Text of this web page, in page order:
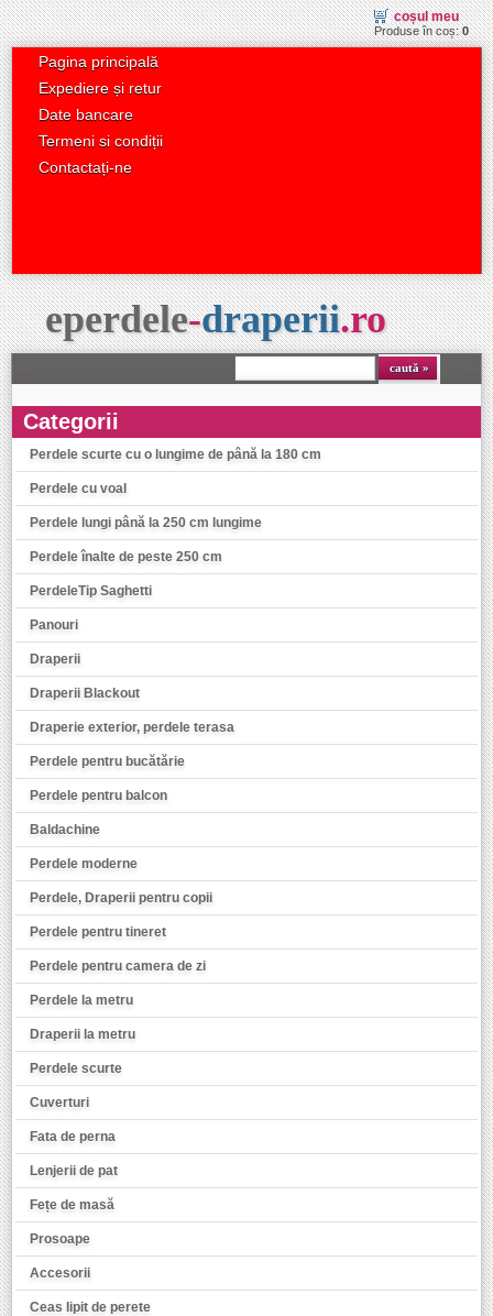
coșul meu
Produse în coș:0
Pagina principală
Expediere și retur
Date bancare
Termeni si condiții
Contactați-ne
eperdele-draperii.ro
Categorii
Perdele scurte cu o lungime de până la 180 cm
Perdele cu voal
Perdele lungi până la 250 cm lungime
Perdele înalte de peste 250 cm
PerdeleTip Saghetti
Panouri
Draperii
Draperii Blackout
Draperie exterior, perdele terasa
Perdele pentru bucătărie
Perdele pentru balcon
Baldachine
Perdele moderne
Perdele, Draperii pentru copii
Perdele pentru tineret
Perdele pentru camera de zi
Perdele la metru
Draperii la metru
Perdele scurte
Cuverturi
Fata de perna
Lenjerii de pat
Fețe de masă
Prosoape
Accesorii
Ceas lipit de perete